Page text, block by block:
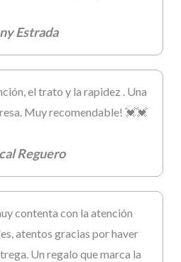
Estrada
el trato y la rapidez . Una
Muy recomendable! 💓💓
Reguero
contenta con la atención
atentos gracias por haver
Un regalo que marca la